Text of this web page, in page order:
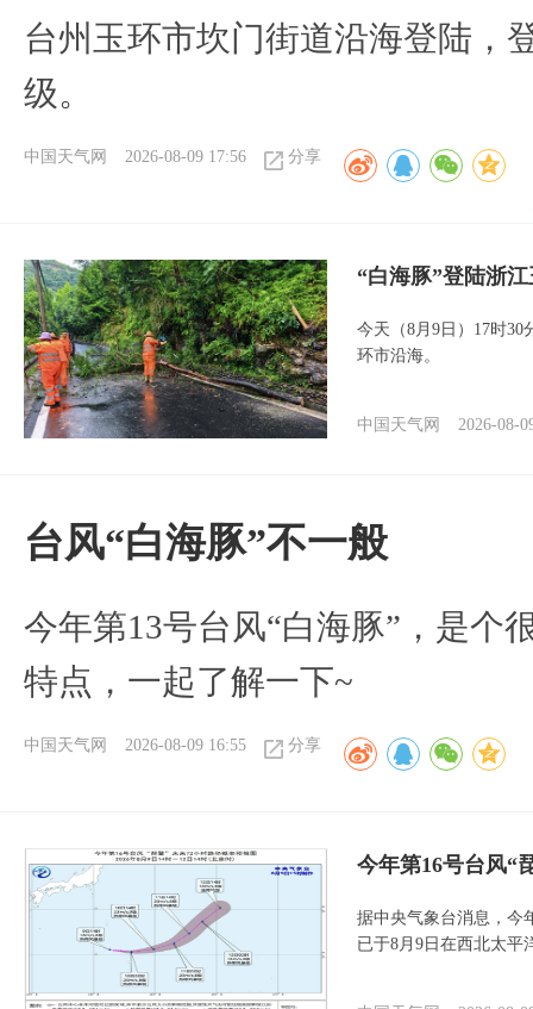
台州玉环市坎门街道沿海登陆，
级。
中国天气网 2026-08-09 17:56 分享
“白海豚”登陆浙
今天（8月9日）17时30
环市沿海。
中国天气网 2026-08-
台风“白海豚”不一般
今年第13号台风“白海豚”，是个
特点，一起了解一下~
中国天气网 2026-08-09 16:55 分享
今年第16号台风“
据中央气象台消息，今
已于8月9日在西北太平